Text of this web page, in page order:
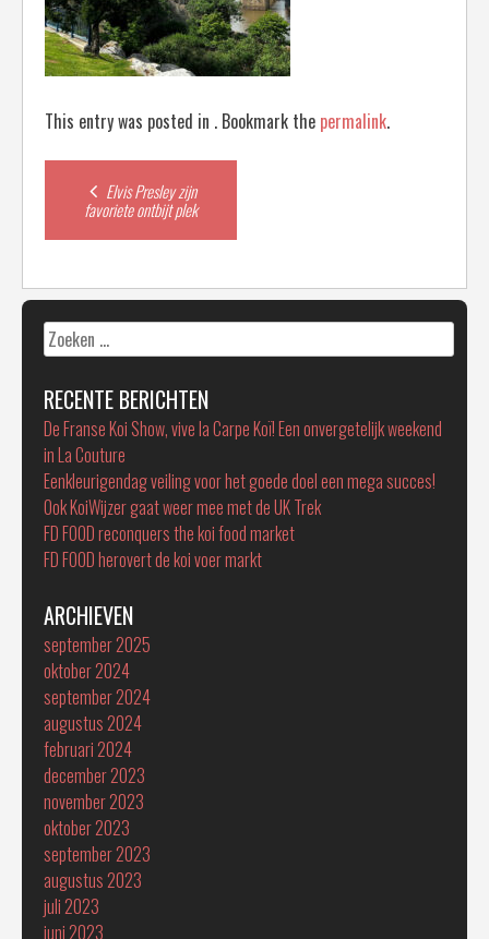
This entry was posted in . Bookmark the permalink.
Post
navigation
Elvis Presley zijn
favoriete ontbijt plek
Zoeken
naar:
RECENTE BERICHTEN
De Franse Koi Show, vive la Carpe Koï! Een onvergetelijk weekend
in La Couture
Eenkleurigendag veiling voor het goede doel een mega succes!
Ook KoiWijzer gaat weer mee met de UK Trek
FD FOOD reconquers the koi food market
FD FOOD herovert de koi voer markt
ARCHIEVEN
september 2025
oktober 2024
september 2024
augustus 2024
februari 2024
december 2023
november 2023
oktober 2023
september 2023
augustus 2023
juli 2023
juni 2023